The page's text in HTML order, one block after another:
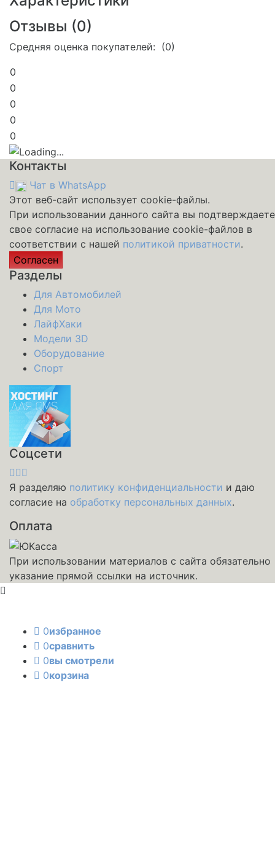
Отзывы (0)
Средняя оценка покупателей: (0)
0
0
0
0
0
Контакты
Чат в WhatsApp
Этот веб-сайт использует cookie-файлы.
При использовании данного сайта вы подтверждаете
свое согласие на использование cookie-файлов в
соответствии с нашей политикой приватности.
Согласен
Разделы
Для Автомобилей
Для Мото
ЛайфХаки
Модели 3D
Оборудование
Спорт
Соцсети
Я разделяю политику конфиденциальности и даю
согласие на обработку персональных данных.
Оплата
При использовании материалов с сайта обязательно
указание прямой ссылки на источник.
0избранное
0сравнить
0вы смотрели
0корзина